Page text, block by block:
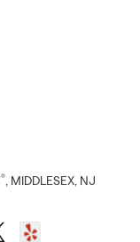
®, MIDDLESEX, NJ